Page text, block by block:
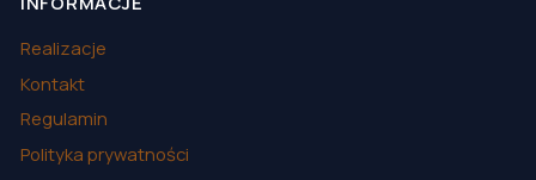
Realizacje
Kontakt
Regulamin
Polityka prywatności